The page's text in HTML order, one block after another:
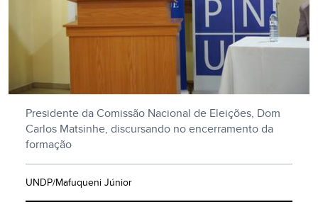
Presidente da Comissão Nacional de Eleições, Dom
Carlos Matsinhe, discursando no encerramento da
formação
UNDP/Mafuqueni Júnior